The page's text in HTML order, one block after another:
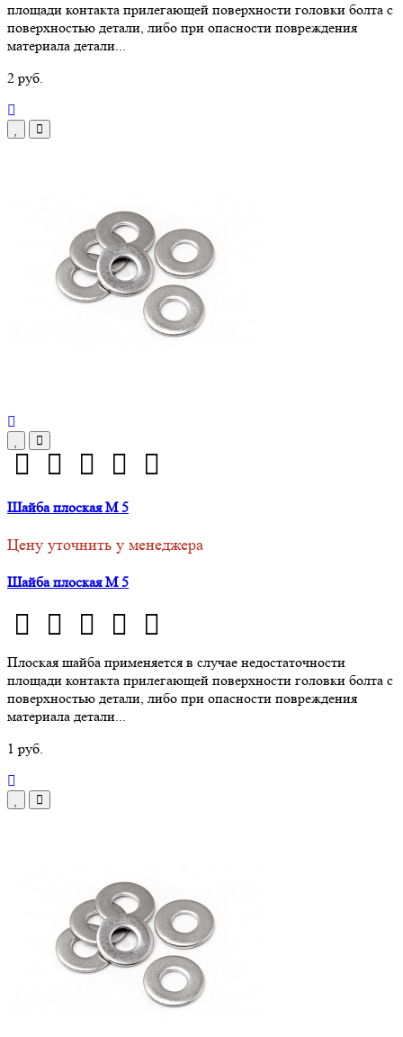
площади контакта прилегающей поверхности головки болта с
поверхностью детали, либо при опасности повреждения
материала детали...
2 руб.
Шайба плоская М 5
Цену уточнить у менеджера
Шайба плоская М 5
Плоская шайба применяется в случае недостаточности
площади контакта прилегающей поверхности головки болта с
поверхностью детали, либо при опасности повреждения
материала детали...
1 руб.